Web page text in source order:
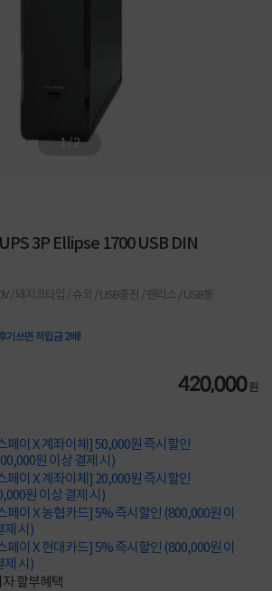
1/2
3P Ellipse 1700 USB DIN
/ 돼지코타입 / 슈코 / USB충전 / 팬리스 / USB통
기쓰면 적립금 2배!
420,000원
페이 X 계좌이체] 50,000원 즉시할인
원 이상 결제 시)
페이 X 계좌이체] 20,000원 즉시할인
원 이상 결제 시)
페이 X 농협카드] 5% 즉시할인 (800,000원 이
제 시)
페이 X 현대카드] 5% 즉시할인 (800,000원 이
제 시)
할부혜택